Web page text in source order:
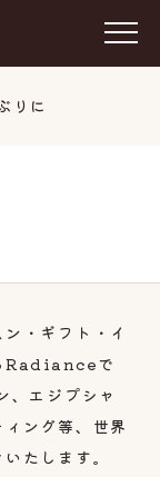
りに
・ギフト・イ
Radianceで
、エジプシャ
ング等、世界
たします。